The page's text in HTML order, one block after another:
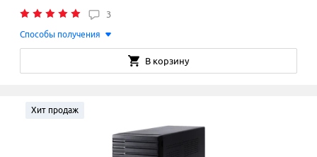
3
Способы получения
В корзину
Хит продаж